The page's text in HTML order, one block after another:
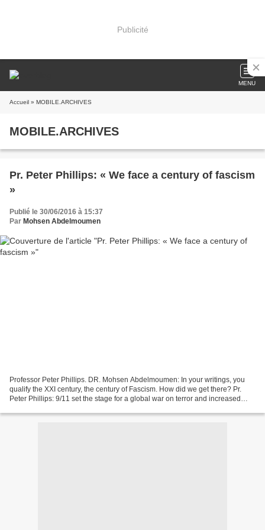
Publicité
MENU
Accueil » MOBILE.ARCHIVES
MOBILE.ARCHIVES
Pr. Peter Phillips: « We face a century of fascism
»
Publié le 30/06/2016 à 15:37
Par Mohsen Abdelmoumen
Professor Peter Phillips. DR. Mohsen Abdelmoumen: In your writings, you
qualify the XXI century, the century of Fascism. How did we get there? Pr.
Peter Phillips: 9/11 set the stage for a global war on terror and increased